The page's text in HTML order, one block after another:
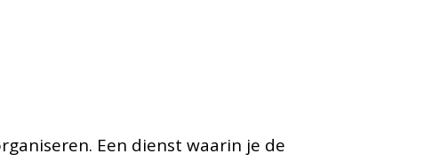
Een dienst waarin je de